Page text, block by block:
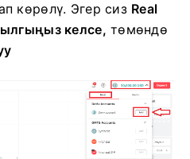
көрөлү. Эгер сиз Real
келсе, төмөндө